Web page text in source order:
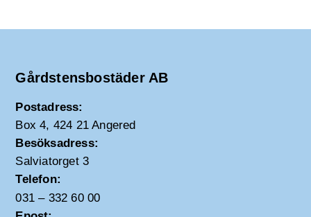
Gårdstensbostäder AB
Postadress:
Box 4, 424 21 Angered
Besöksadress:
Salviatorget 3
Telefon:
031 – 332 60 00